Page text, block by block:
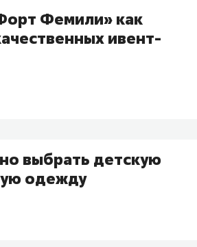
Фемили» как
ивент-
выбрать детскую
одежду